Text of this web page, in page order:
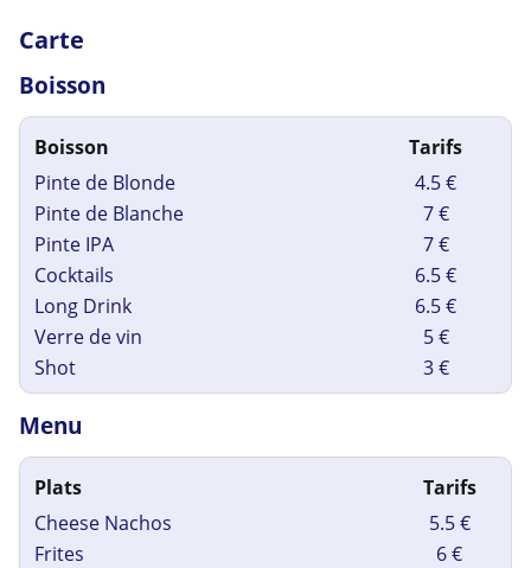
Carte
Boisson
Boisson
Tarifs
Pinte de Blonde
4.5 €
Pinte de Blanche
7 €
Pinte IPA
7 €
Cocktails
6.5 €
Long Drink
6.5 €
Verre de vin
5 €
Shot
3 €
Menu
Plats
Tarifs
Cheese Nachos
5.5 €
Frites
6 €